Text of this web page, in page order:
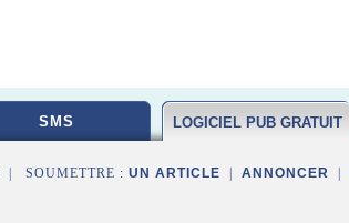
SMS LOGICIEL PUB GRATUIT
| SOUMETTRE : UN ARTICLE ANNONCER